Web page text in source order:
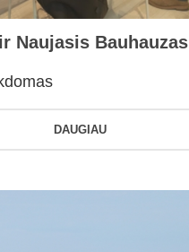
Naujasis Bauhauzas
DAUGIAU